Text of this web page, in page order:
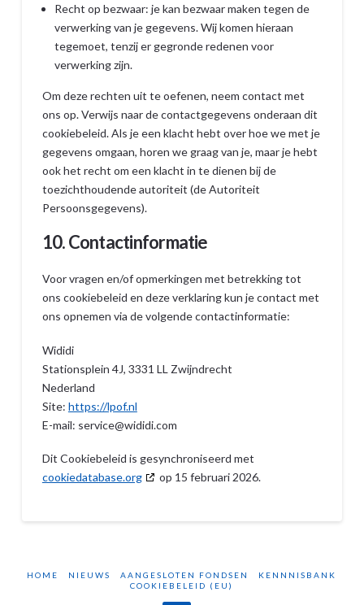
Recht op bezwaar: je kan bezwaar maken tegen de
verwerking van je gegevens. Wij komen hieraan
tegemoet, tenzij er gegronde redenen voor
verwerking zijn.
Om deze rechten uit te oefenen, neem contact met
ons op. Verwijs naar de contactgegevens onderaan dit
cookiebeleid. Als je een klacht hebt over hoe we met je
gegevens omgaan, horen we graag van je, maar je hebt
ook het recht om een klacht in te dienen bij de
toezichthoudende autoriteit (de Autoriteit
Persoonsgegevens).
10. Contactinformatie
Voor vragen en/of opmerkingen met betrekking tot
ons cookiebeleid en deze verklaring kun je contact met
ons opnemen via de volgende contactinformatie:
Wididi
Stationsplein 4J, 3331 LL Zwijndrecht
Nederland
Site: https://lpof.nl
E-mail: service@wididi.com
Dit Cookiebeleid is gesynchroniseerd met
cookiedatabase.org
op 15 februari 2026.
HOME NIEUWS AANGESLOTEN FONDSEN
KENNNISBANK
COOKIEBELEID (EU)